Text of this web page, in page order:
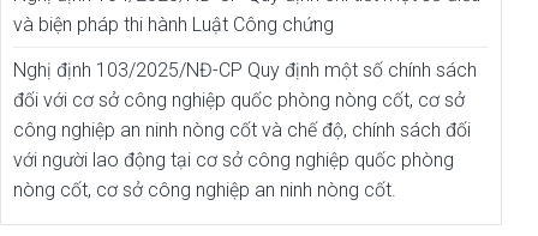
và biện pháp thi hành Luật Công chứng
Nghị định 103/2025/NĐ-CP Quy định một số chính sách
đối với cơ sở công nghiệp quốc phòng nòng cốt, cơ sở
công nghiệp an ninh nòng cốt và chế độ, chính sách đối
với người lao động tại cơ sở công nghiệp quốc phòng
nòng cốt, cơ sở công nghiệp an ninh nòng cốt.